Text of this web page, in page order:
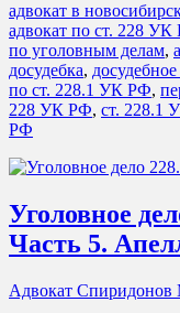
адвокат в
адвокат по ст. 228
по уголовным делам,
досудебка,
по ст. 228.1 УК РФ,
228 УК РФ, ст. 228.1
РФ
Уголовное
Часть 5.
Адвокат